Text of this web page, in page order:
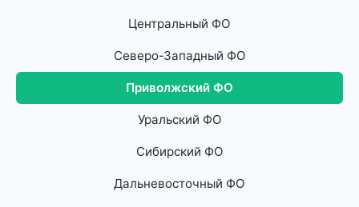
Центральный ФО
Северо-Западный ФО
Приволжский ФО
Уральский ФО
Сибирский ФО
Дальневосточный ФО